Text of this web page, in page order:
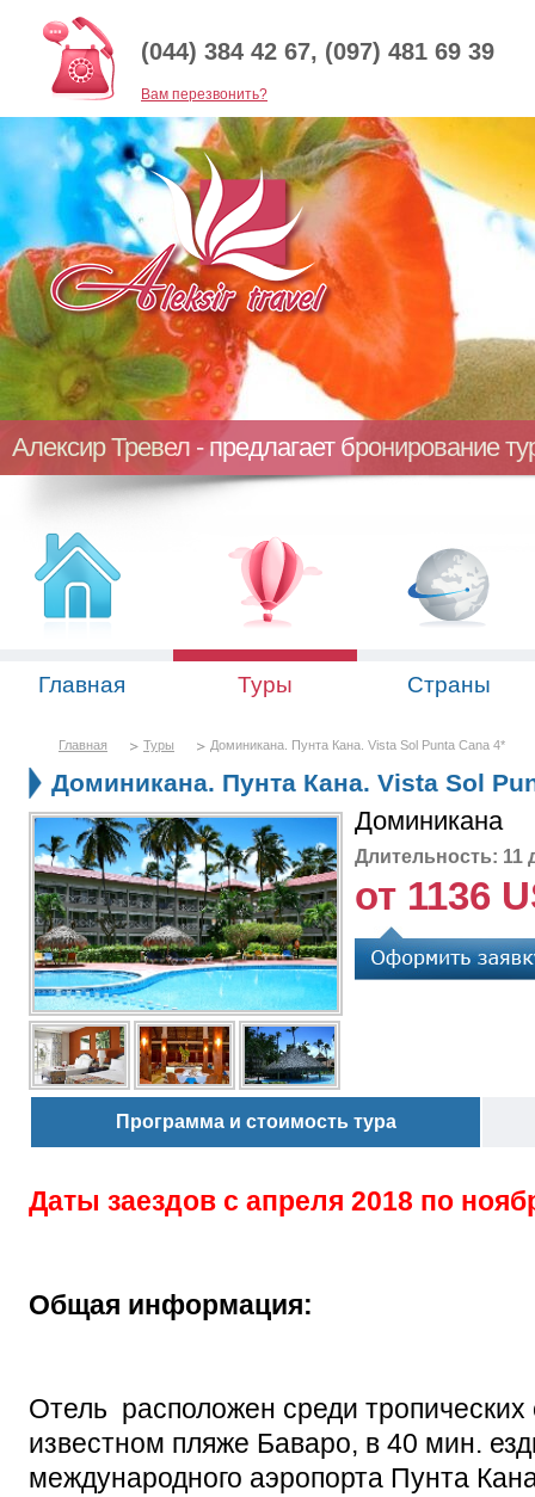
(044) 384 42 67, (097) 481 69 39
Baм перезвонить?
Алексир Тревел - предлагает бронирование
Главная Туры Страны
Главная Туры Доминикана. Пунта Кана. Vista Sol Punta Cana 4*
Доминикана. Пунта Кана. Vista Sol
Доминикана
Длительность: 11
от 1136
Программа и стоимость тура
Даты заездов с апреля 2018 по
Общая информация:
Отель расположен среди
известном пляже Баваро, в 40 мин.
международного аэропорта Пунта